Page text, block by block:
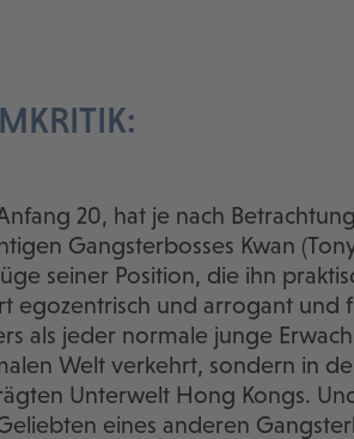
20, hat je nach
Gangsterbosses Kwan
seiner Position, die ihn
egozentrisch und arrogant und
als jeder normale junge
Welt verkehrt, sondern in
Unterwelt Hong Kongs.
eines anderen